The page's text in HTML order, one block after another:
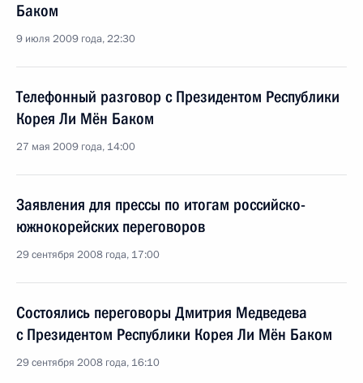
Баком
9 июля 2009 года, 22:30
Телефонный разговор с Президентом Республики
Корея Ли Мён Баком
27 мая 2009 года, 14:00
Заявления для прессы по итогам российско-
южнокорейских переговоров
29 сентября 2008 года, 17:00
Состоялись переговоры Дмитрия Медведева
с Президентом Республики Корея Ли Мён Баком
29 сентября 2008 года, 16:10